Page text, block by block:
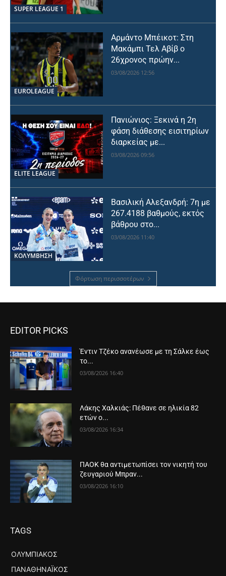
SUPER LEAGUE 1
EUROLEAGUE
Αρμάντο Μπέικοτ: Στη
Μακάμπι Τελ Αβίβ ο
26χρονος πρώην...
03/08/2026 12:56
ELITE LEAGUE
Πανιώνιος: Ξεκινά η 2η
φάση διάθεσης εισιτηρίων
διαρκείας με...
03/08/2026 09:56
ΚΟΛΥΜΒΗΣΗ
Βασιλική Αλεξανδρή: 7η με
267.4188 βαθμούς, εκτός
βάθρου στο...
03/08/2026 11:40
Φόρτωση περισσοτέρων
EDITOR PICKS
Έντιν Τζέκο ανανέωσε με τη Σάλκε έως
το...
03/08/2026 16:40
Λάκης Χαλκιάς: Πέθανε σε ηλικία 82
ετών ο...
03/08/2026 16:34
ΠΑΟΚ θα αντιμετωπίσει τον νικητή του
ζευγαριού Μπραν...
03/08/2026 16:10
TAGS
ΟΛΥΜΠΙΑΚΌΣ
ΠΑΝΑΘΗΝΑΪΚΌΣ